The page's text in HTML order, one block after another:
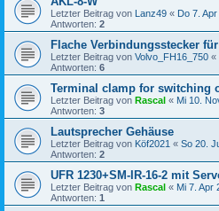
Letzter Beitrag von Lanz49 « Do 7.
Antworten: 2
Flache Verbindungsstecker
Letzter Beitrag von Volvo_FH16_750 «
Antworten: 6
Terminal clamp for switching
Letzter Beitrag von Rascal « Mi 10.
Antworten: 3
Lautsprecher Gehäuse
Letzter Beitrag von Köf2021 « So 20.
Antworten: 2
UFR 1230+SM-IR-16-2 mit
Letzter Beitrag von Rascal « Mi 7. Apr
Antworten: 1